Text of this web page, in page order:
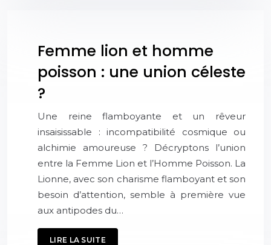
Femme lion et homme
poisson : une union céleste
?
Une reine flamboyante et un rêveur
insaisissable : incompatibilité cosmique ou
alchimie amoureuse ? Décryptons l’union
entre la Femme Lion et l’Homme Poisson. La
Lionne, avec son charisme flamboyant et son
besoin d’attention, semble à première vue
aux antipodes du…
LIRE LA SUITE